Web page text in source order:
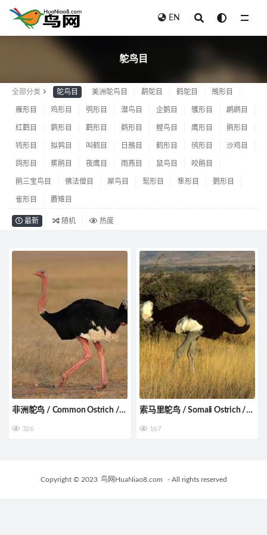
EN
鸵鸟目
全部分类 鸵鸟目 美洲鸵鸟目 鹬鸵目 鹤鸵目 䳍形目
雁形目 鸡形目 鸮形目 潜鸟目 企鹅目 鹱形目 䴙䴘目
红鹳目 鹲形目 鹳形目 鹈形目 鲣鸟目 鹰形目 鹃形目
鸨形目 拟鹑目 叫鹤目 日鳽目 鹤形目 鸻形目 沙鸡目
鸽形目 蕉鹃目 夜鹰目 雨燕目 鼠鸟目 咬鹃目
鹃三宝鸟目 佛法僧目 犀鸟目 䴕形目 隼形目 鹦形目
雀形目 麝雉目
最新 随机 热度
非洲鸵鸟 / Common Ostrich /
326
索马里鸵鸟 / Somali Ostrich /
167
Copyright © 2023 鸟网HuaNiao8.com - All rights reserved